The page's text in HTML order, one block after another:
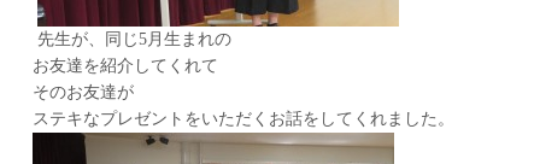
先生が、同じ5月生まれの
お友達を紹介してくれて
そのお友達が
ステキなプレゼントをいただくお話をしてくれました。